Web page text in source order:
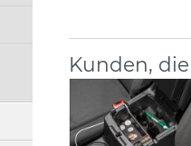
Kunden,